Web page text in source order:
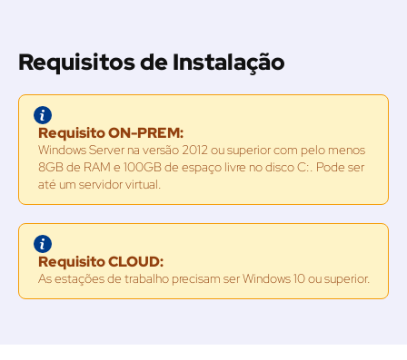
Requisitos de Instalação
Requisito ON-PREM:
Windows Server na versão 2012 ou superior com pelo menos
8GB de RAM e 100GB de espaço livre no disco C:. Pode ser
até um servidor virtual.
Requisito CLOUD:
As estações de trabalho precisam ser Windows 10 ou superior.